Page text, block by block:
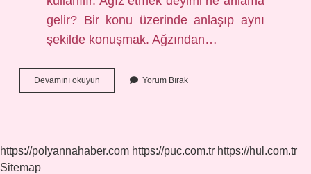
gelir? Bir konu üzerinde anlaşıp aynı
şekilde konuşmak. Ağzından…
Devamını okuyun Ağzından
Çıkarmak
Yorum Bırak
https://polyannahaber.com https://puc.com.tr https://hul.com.tr
Sitemap